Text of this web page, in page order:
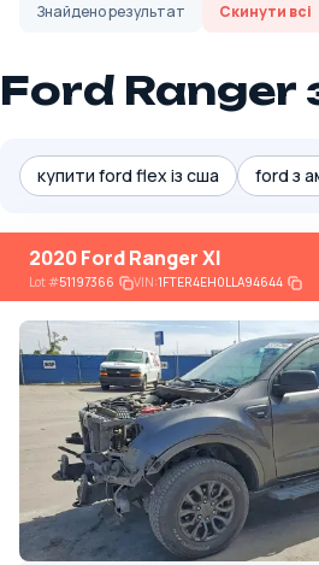
Знайденорезультат Скинути всі
Ford Ranger
купити ford flex із сша ford з
2020 Ford Ranger Xl
Lot#51197366 VIN:1FTER4EH0LLA94644